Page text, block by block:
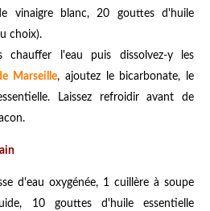
vinaigre blanc, 20 gouttes d'huile
choix).
chauffer l'eau puis dissolvez-y les
Marseille, ajoutez le bicarbonate, le
Laissez refroidir avant de
d'eau oxygénée, 1 cuillère à soupe
10 gouttes d'huile essentielle